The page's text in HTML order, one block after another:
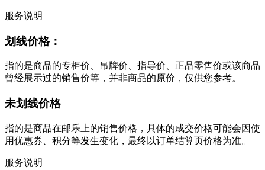
服务说明
划线价格：
指的是商品的专柜价、吊牌价、指导价、正品零售价或该商品
曾经展示过的销售价等，并非商品的原价，仅供您参考。
未划线价格
指的是商品在邮乐上的销售价格，具体的成交价格可能会因使
用优惠券、积分等发生变化，最终以订单结算页价格为准。
服务说明